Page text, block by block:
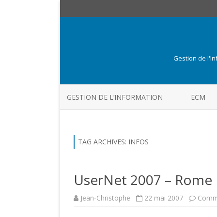
Gestion de
GESTION DE L’INFORMATION ECM
TAG ARCHIVES: INFOS
UserNet 2007 – Rome
Jean-Christophe 22 mai 2007